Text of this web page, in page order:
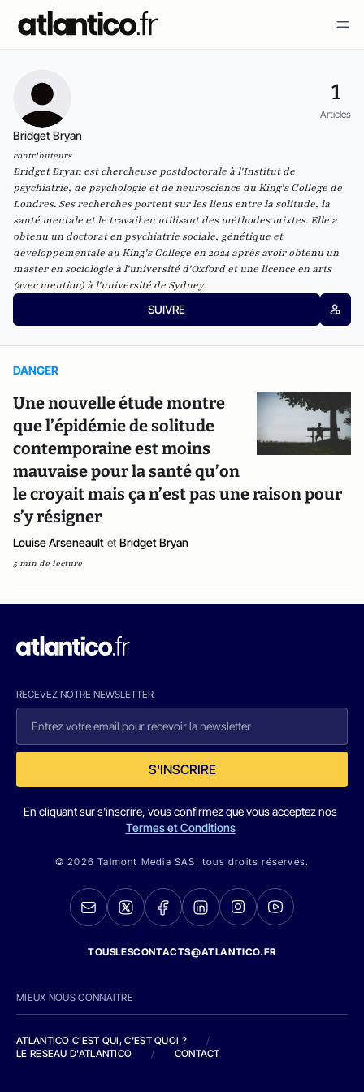
1
Articles
Bridget Bryan
contributeurs
Bridget Bryan est chercheuse postdoctorale à l'Institut de
psychiatrie, de psychologie et de neuroscience du King's College de
Londres. Ses recherches portent sur les liens entre la solitude, la
santé mentale et le travail en utilisant des méthodes mixtes. Elle a
obtenu un doctorat en psychiatrie sociale, génétique et
développementale au King's College en 2024 après avoir obtenu un
master en sociologie à l'université d'Oxford et une licence en arts
(avec mention) à l'université de Sydney.
SUIVRE
DANGER
Une nouvelle étude montre
que l’épidémie de solitude
contemporaine est moins
mauvaise pour la santé qu’on
le croyait mais ça n’est pas une raison pour
s’y résigner
Louise Arseneault et Bridget Bryan
5 min de lecture
RECEVEZ NOTRE NEWSLETTER
S'INSCRIRE
En cliquant sur s'inscrire, vous confirmez que vous acceptez nos
Termes et Conditions
© 2026 Talmont Media SAS. tous droits réservés.
TOUSLESCONTACTS@ATLANTICO.FR
MIEUX NOUS CONNAITRE
ATLANTICO C'EST QUI, C'EST QUOI ?
/
LE RESEAU D'ATLANTICO
/ CONTACT